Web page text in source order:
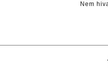
Nem